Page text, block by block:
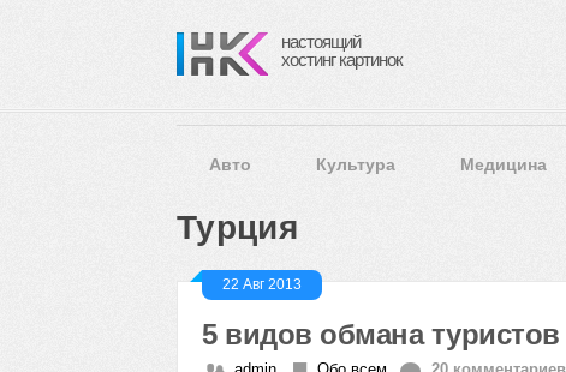
настоящий
хостинг картинок
Авто Культура Медицина
Турция
22 Авг 2013
5 видов обмана